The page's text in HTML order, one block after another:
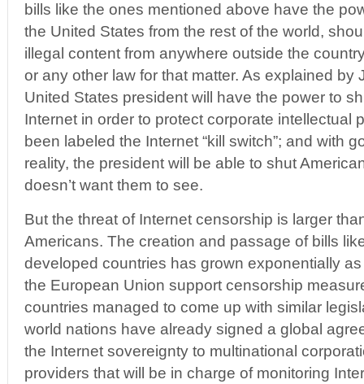
bills like the ones mentioned above have the
the United States from the rest of the world,
illegal content from anywhere outside the
or any other law for that matter. As explained by
United States president will have the power to
Internet in order to protect corporate intellectual
been labeled the Internet “kill switch”; and with
reality, the president will be able to shut
doesn’t want them to see.
But the threat of Internet censorship is larger
Americans. The creation and passage of bills
developed countries has grown exponentially
the European Union support censorship
countries managed to come up with similar
world nations have already signed a global
the Internet sovereignty to multinational
providers that will be in charge of monitoring